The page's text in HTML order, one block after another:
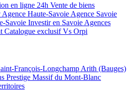
en ligne 24h Vente de biens
Agence Haute-Savoie Agence Savoie
Savoie Investir en Savoie Agences
Catalogue exclusifVs Orpi
François-Longchamp Arith (Bauges)
Prestige Massif du Mont-Blanc